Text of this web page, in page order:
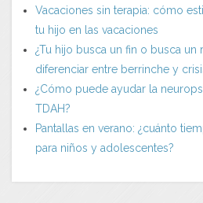
Vacaciones sin terapia: cómo
tu hijo en las vacaciones
¿Tu hijo busca un fin o busca un
diferenciar entre berrinche y
¿Cómo puede ayudar la
TDAH?
Pantallas en verano: ¿cuánto
para niños y adolescentes?